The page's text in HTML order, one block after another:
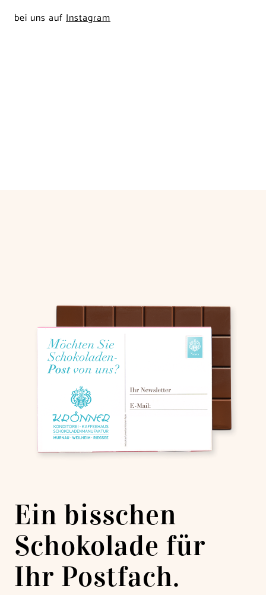
bei uns auf Instagram
Ein bisschen
Schokolade für
Ihr Postfach.